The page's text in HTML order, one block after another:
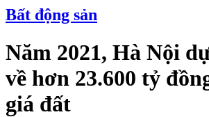
Bất động sản
Năm 2021, Hà Nội
về hơn 23.600 tỷ
giá đất